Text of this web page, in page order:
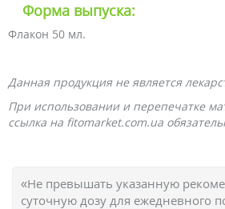
Форма выпуска:
Флакон 50 мл.
Данная продукция не является
При использовании и перепечатке
ссылка на fitomarket.com.ua
«Не превышать указанную
суточную дозу для ежедневного